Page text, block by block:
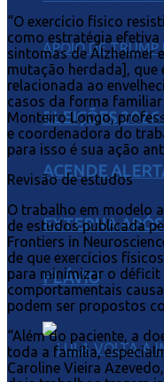
ELEIÇÕES
ACENDE
EXTERNA
FLÁVIO
“O exercício físico
como estratégia
sintomas de Alzheimer
mutação herdada],
relacionada ao
casos da forma familiar
Monteiro Longo,
e coordenadora do
para isso é sua ação
Revisão de estudos
O trabalho em modelo
de estudos publicada
Frontiers in
de que exercícios
para minimizar o
comportamentais
podem ser propostos
“Além do paciente, a
toda a família,
Caroline Vieira